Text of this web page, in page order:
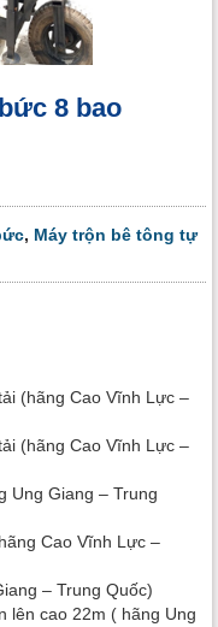
8 bao
, Máy trộn bê tông tự
(hãng Cao Vĩnh Lực –
(hãng Cao Vĩnh Lực –
Ung Giang – Trung
Cao Vĩnh Lực –
– Trung Quốc)
lên cao 22m ( hãng Ung